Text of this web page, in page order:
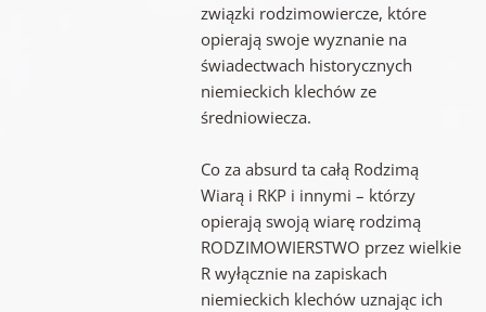
związki rodzimowiercze, które
opierają swoje wyznanie na
świadectwach historycznych
niemieckich klechów ze
średniowiecza.
Co za absurd ta całą Rodzimą
Wiarą i RKP i innymi – którzy
opierają swoją wiarę rodzimą
RODZIMOWIERSTWO przez wielkie
R wyłącznie na zapiskach
niemieckich klechów uznając ich